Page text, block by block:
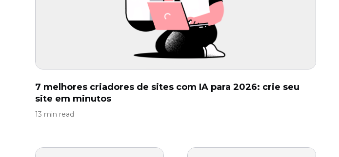
7 melhores criadores de sites com IA para 2026: crie seu
site em minutos
13 min read